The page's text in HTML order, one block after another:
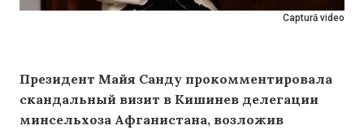
Captură video
Президент Майя Санду прокомментировала
скандальный визит в Кишинев делегации
минсельхоза Афганистана, возложив